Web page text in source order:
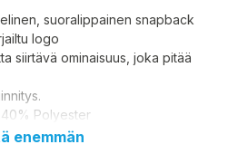
suoralippainen snapback
logo
siirtävä ominaisuus, joka pitää
Polyester
enemmän